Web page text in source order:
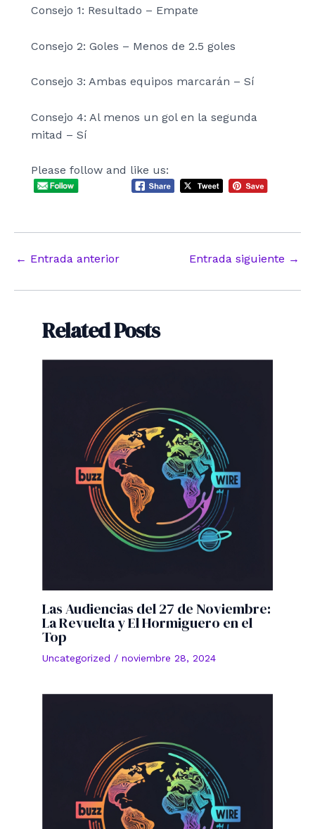
Consejo 1: Resultado – Empate
Consejo 2: Goles – Menos de 2.5 goles
Consejo 3: Ambas equipos marcarán – Sí
Consejo 4: Al menos un gol en la segunda
mitad – Sí
Please follow and like us:
Navegación
entradas
← Entrada anterior Entrada siguiente →
Related Posts
Las Audiencias del 27 de Noviembre:
La Revuelta y El Hormiguero en el
Top
Uncategorized / noviembre 28, 2024